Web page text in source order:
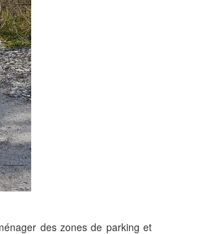
des zones de parking et